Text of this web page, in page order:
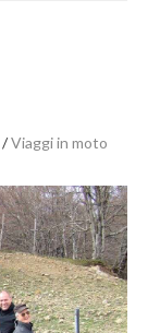
/Viaggi in moto